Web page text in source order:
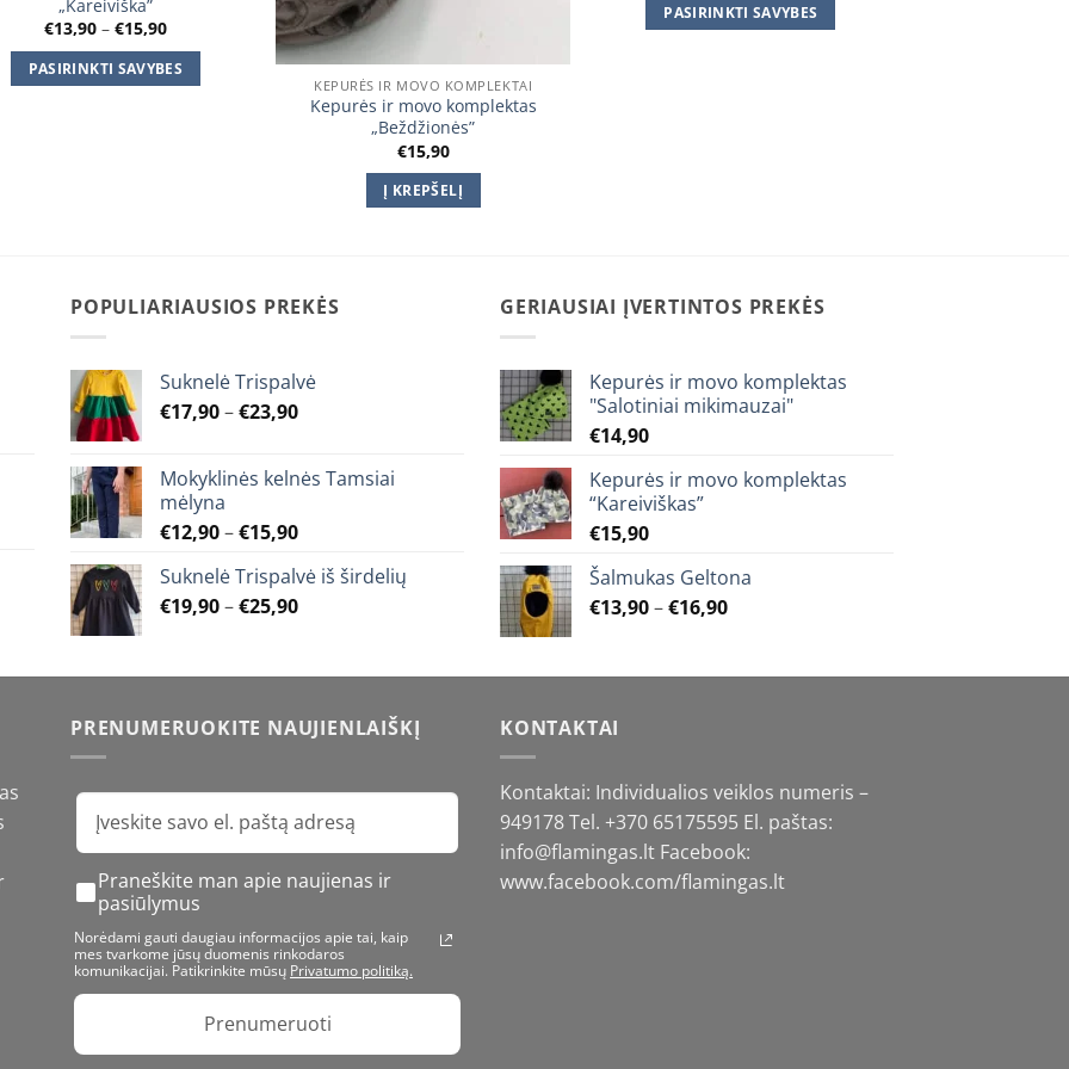
„Kareiviška”
€13,90 – €15,90Price
€13,90
through
€15,90
PASIRINKTI SAVYBES
be
chosen
on
the
product
KEPURĖS IR MOVO KOMPLEKTAI
Kepurės ir movo komplektas
„Beždžionės”
€15,90
Į KREPŠELĮ
through
€16,90
PASIRINKTI SAVYBES
on
product
page
POPULIARIAUSIOS PREKĖS
Suknelė Trispalvė
€17,90–€23,90Price
through
Mokyklinės kelnės Tamsiai
mėlyna
€12,90–€15,90Price
€12,90
through
Suknelė Trispalvė iš širdelių
€19,90–€25,90Price
through
GERIAUSIAI ĮVERTINTOS PREKĖS
Kepurės ir movo komplektas
"Salotiniai mikimauzai"
€14,90
Kepurės ir movo komplektas
“Kareiviškas”
€15,90
Šalmukas Geltona
€13,90–€16,90Price
through
PRENUMERUOKITE NAUJIENLAIŠKĮ
Praneškite man apie naujienas ir
pasiūlymus
Norėdami gauti daugiau informacijos apie tai, kaip
mes tvarkome jūsų duomenis rinkodaros
komunikacijai. Patikrinkite mūsų Privatumo politiką.
Prenumeruoti
KONTAKTAI
Kontaktai: Individualios veiklos numeris –
949178 Tel. +370 65175595 El. paštas:
info@flamingas.lt Facebook:
www.facebook.com/flamingas.lt